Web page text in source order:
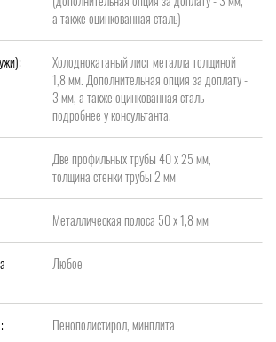
а также оцинкованная сталь)
Холоднокатаный лист металла толщиной
1,8 мм. Дополнительная опция за доплату -
3 мм, а также оцинкованная сталь -
подробнее у консультанта.
Две профильных трубы 40 х 25 мм,
толщина стенки трубы 2 мм
Металлическая полоса 50 х 1,8 мм
Любое
Пенополистирол, минплита